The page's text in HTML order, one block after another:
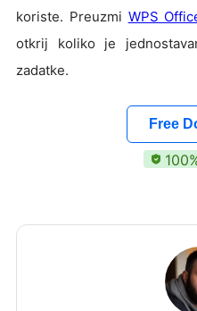
koriste. Preuzmi WPS
otkrij koliko je
zadatke.
Free